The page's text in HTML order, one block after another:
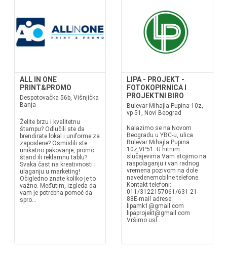
ALL IN ONE
PRINT&PROMO
Despotovačka 56b, Višnjička
Banja
Želite brzu i kvalitetnu
štampu? Odlučili ste da
brendirate lokal i uniforme za
zaposlene? Osmislili ste
unikatno pakovanje, promo
štand ili reklamnu tablu?
Svaka čast na kreativnosti i
ulaganju u marketing!
Očigledno znate koliko je to
važno. Međutim, izgleda da
vam je potrebna pomoć da
spro...
LIPA - PROJEKT -
FOTOKOPIRNICA I
PROJEKTNI BIRO
Bulevar Mihajla Pupina 10z,
vp 51, Novi Beograd
Nalazimo se na Novom
Beogradu u YBC-u, ulica
Bulevar Mihajla Pupina
10z,VP51. U hitnim
slučajevima Vam stojimo na
raspolaganju i van radnog
vremena pozivom na dole
navedenemobilne telefone.
Kontakt telefoni:
011/3122157061/631-21-
88E-mail adrese:
lipamk1@gmail.com
lipaprojekt@gmail.com
Vršimo usl...